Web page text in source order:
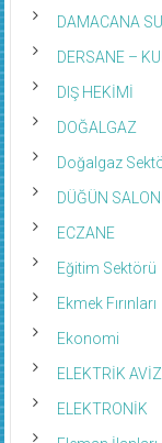
DAMACANA SU
DERSANE –
DIŞ HEKİMİ
DOĞALGAZ
Doğalgaz
DÜĞÜN
ECZANE
Eğitim Sektörü
Ekmek Fırınları
Ekonomi
ELEKTRİK
ELEKTRONİK